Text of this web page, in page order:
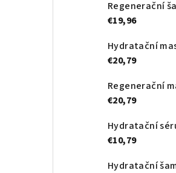
€19,96
€20,79
€20,79
€10,79